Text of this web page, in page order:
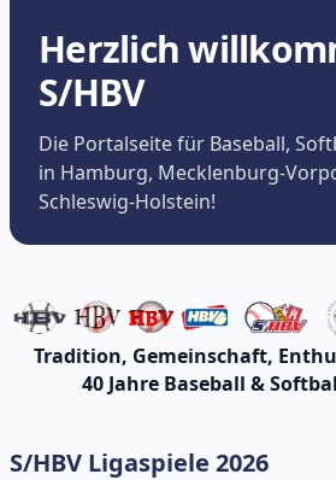
Herzlich
S/HBV
Die Portalseite für Baseball,
in Hamburg, Mecklenburg-
Schleswig-Holstein!
Tradition, Gemeinschaft,
40 Jahre Baseball &
S/HBV Ligaspiele 2026